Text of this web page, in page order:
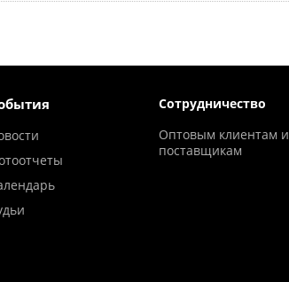
Сотрудничество
Оптовым клиентам и
поставщикам